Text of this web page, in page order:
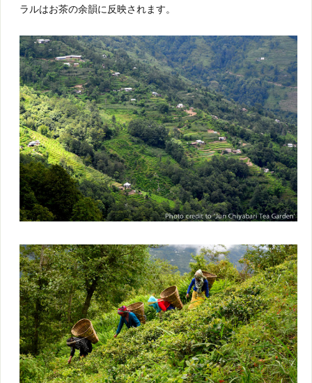
ラルはお茶の余韻に反映されます。